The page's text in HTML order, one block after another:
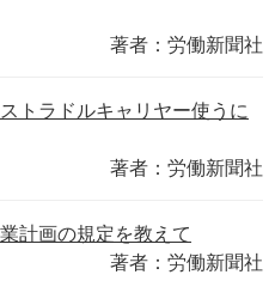
著者：労働新聞社
トラドルキャリヤー使うに
著者：労働新聞社
計画の規定を教えて
著者：労働新聞社